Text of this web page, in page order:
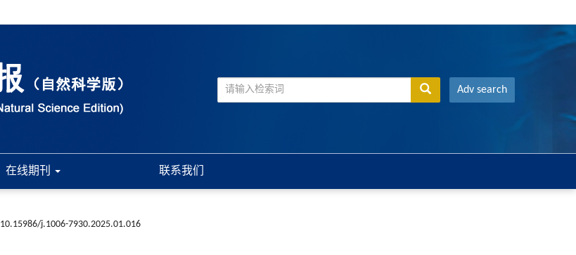
Adv search
在线期刊 联系我们
10.15986/j.1006-7930.2025.01.016